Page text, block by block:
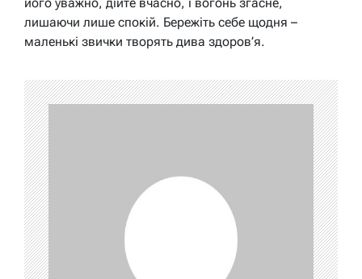
лишаючи лише спокій. Бережіть себе щодня –
маленькі звички творять дива здоров’я.